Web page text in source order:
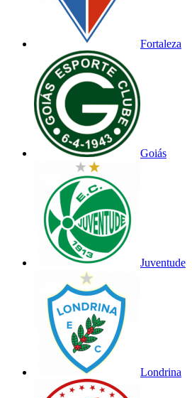
Fortaleza
Goiás
Juventude
Londrina